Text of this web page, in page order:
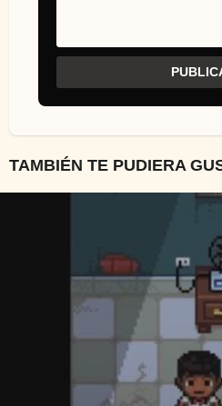
TAMBIÉN TE PUDIERA